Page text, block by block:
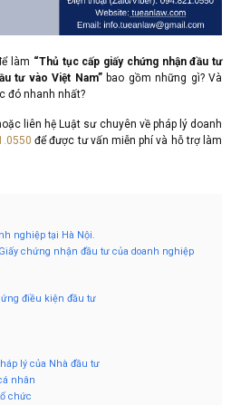
làm “Thủ tục cấp giấy chứng nhận đầu tư
tư vào Việt Nam”bao gồm những gì? Và
đó nhanh nhất?
liên hệ Luật sư chuyên về pháp lý doanh
để được tư vấn miễn phí và hỗ trợ làm
nghiệp tại Hà Nội.
chứng nhận đầu tư của doanh nghiệp
điều kiện đầu tư
lý của Nhà đầu tư
nhân
chức